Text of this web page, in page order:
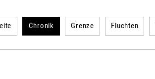
Chronik Grenze Fluchten